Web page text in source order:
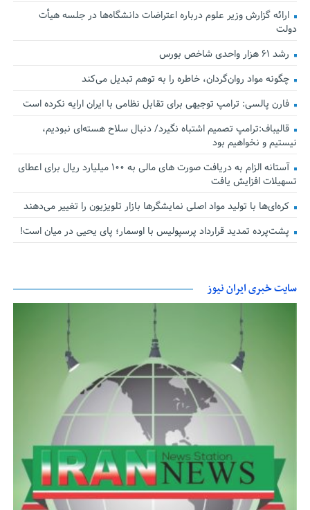
ارائه گزارش وزیر علوم درباره اعتراضات دانشگاه‌ها در جلسه هیأت
دولت
رشد ۶۱ هزار واحدی شاخص بورس
چگونه مواد روان‌گردان، خاطره را به توهم تبدیل می‌کند
فارن پالسی: ترامپ توجیهی برای تقابل نظامی با ایران ارایه نکرده است
قالیباف:ترامپ تصمیم اشتباه نگیرد/ دنبال سلاح هسته‌ای نبودیم،
نیستیم و نخواهیم بود
آستانه الزام به دریافت صورت های مالی به ۱۰۰ میلیارد ریال برای اعطای
تسهیلات افزایش یافت
کره‌ای‌ها با تولید مواد اصلی نمایشگرها بازار تلویزیون را تغییر می‌دهند
پشت‌پرده تمدید قرارداد پرسپولیس با اوسمار؛ پای یحیی در میان است!
سایت خبری ایران نیوز